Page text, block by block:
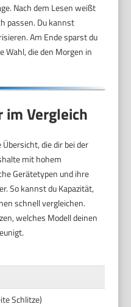
Nach dem Lesen weißt
passen. Du kannst
Am Ende sparst du
Wahl, die den Morgen in
im Vergleich
die dir bei der
mit hohem
Gerätetypen und ihre
So kannst du Kapazität,
schnell vergleichen.
welches Modell deinen
Schlitze)